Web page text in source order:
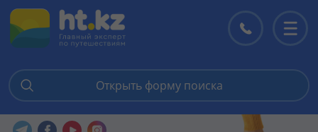
Открыть форму поиска
Перейти в наш Telegram
Перейти в наш Facebook
Перейти в наш YouTube
Перейти в наш Instagram